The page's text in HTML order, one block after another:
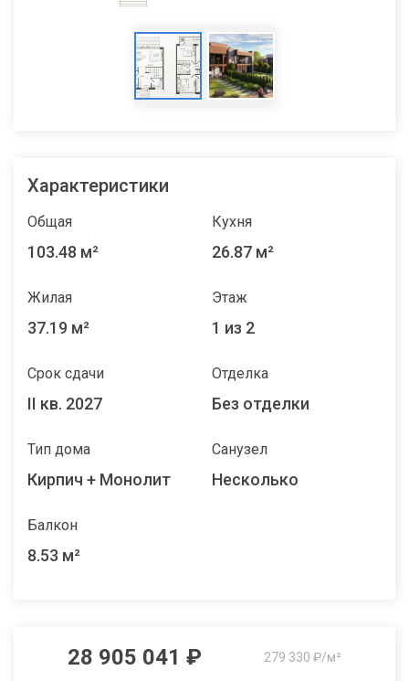
Характеристики
Общая
103.48 м²
Кухня
26.87 м²
Жилая
37.19 м²
Этаж
1 из 2
Срок сдачи
II кв. 2027
Отделка
Без отделки
Тип дома
Кирпич + Монолит
Санузел
Несколько
Балкон
8.53 м²
28 905 041 ₽ 279 330 ₽/м²